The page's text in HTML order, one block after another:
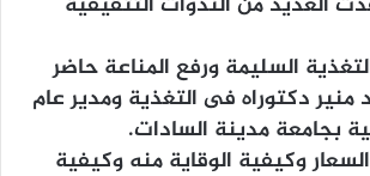
السليمة ورفع المناعة حاضر
منير دكتوراه فى التغذية ومدير عام
بجامعة مدينة السادات.
وكيفية الوقاية منه وكيفية